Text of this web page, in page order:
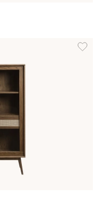
Lägg
även i dessa färger: